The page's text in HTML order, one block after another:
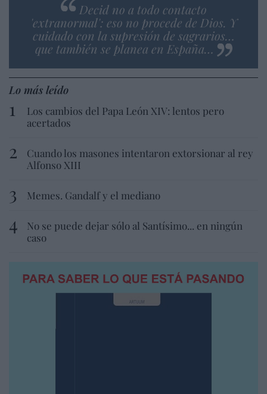
Decid no a todo contacto
'extranormal': eso no procede de Dios. Y
cuidado con la supresión de sagrarios…
que también se planea en España…
Lo más leído
Los cambios del Papa León XIV: lentos pero
acertados
Cuando los masones intentaron extorsionar al rey
Alfonso XIII
Memes. Gandalf y el mediano
No se puede dejar sólo al Santísimo... en ningún
caso